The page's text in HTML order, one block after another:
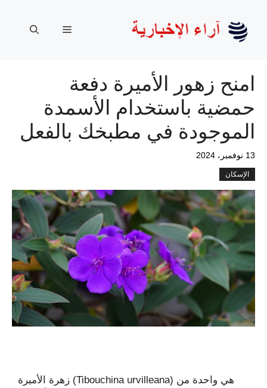
المحتوى
القائمة
امنح زهور الأميرة دفعة
حمضية باستخدام الأسمدة
الموجودة في مطبخك بالفعل
13 نوفمبر، 2024
الإسكان
زهرة الأميرة (Tibouchina urvilleana) هي واحدة من